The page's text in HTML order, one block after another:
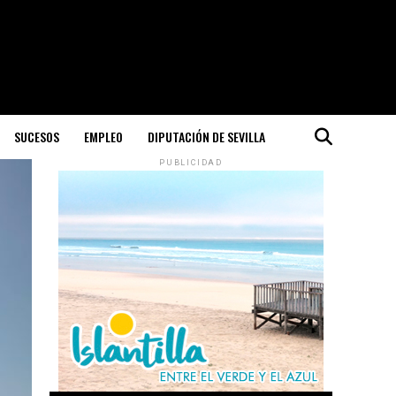
SUCESOS EMPLEO DIPUTACIÓN DE SEVILLA
PUBLICIDAD